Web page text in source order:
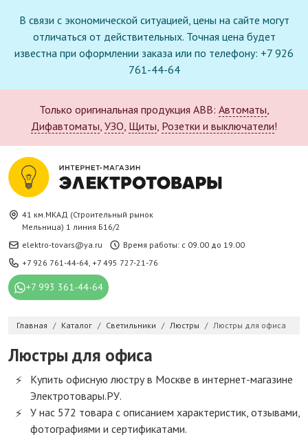
В связи с экономической ситуацией, цены на сайте могут
отличаться от действительных. Точная цена будет
известна при оформлении заказа или по телефону: +7 926
761-44-64
Только оригинальная продукция ABB: Автоматы,
Дифавтоматы, УЗО, Щиты, Розетки и выключатели!
41 км.МКАД (Строительный рынок
Мельница) 1 линия Б16/2
elektro-tovars@ya.ru
Время работы: с 09.00 до 19.00
+7 926 761-44-64, +7 495 727-21-76
+7 993 361-44-64
Главная Каталог Светильники Люстры Люстры для офиса
Люстры для офиса
Купить офисную люстру в Москве в интернет-магазине
Электротовары.РУ.
У нас 572 товара с описанием характеристик, отзывами,
фотографиями и сертификатами.